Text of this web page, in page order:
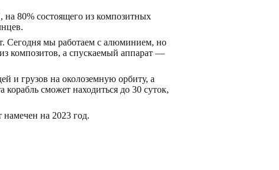
80% состоящего из композитных
Сегодня мы работаем с алюминием, но
композитов, а спускаемый аппарат —
и грузов на околоземную орбиту, а
сможет находиться до 30 суток,
на 2023 год.